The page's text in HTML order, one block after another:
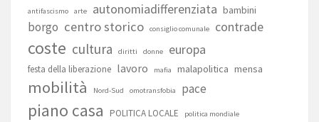
antifascismo arte autonomiadifferenziata bambini
borgo centro storico consiglio comunale contrade
coste cultura diritti donne europa
festa della liberazione lavoro mafia malapolitica mensa
mobilità Nord-Sud omotransfobia pace
piano casa POLITICA LOCALE politica mondiale